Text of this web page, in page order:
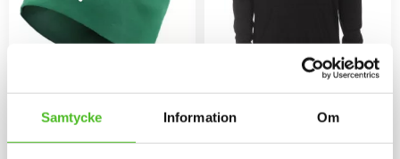
Samtycke Information Om
Mössa med Malinois
Mössa i bomullspandex med ett
Mössan finns i flera färger.
Hoodie med Malinois
Luvtröja med ett Malinoismotiv
28x7 cm.